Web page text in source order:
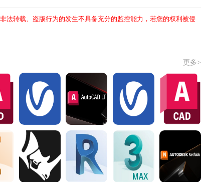
法转载、盗版行为的发生不具备充分的监控能力，若您的权利被侵
更多>